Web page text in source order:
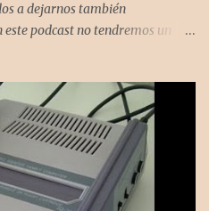
a dejarnos también
podcast no tendremos un
no estarían aquí si no es por
los que nos agregan a sus
comentarios en las cuentas de
-
Instagram -
Facebook -